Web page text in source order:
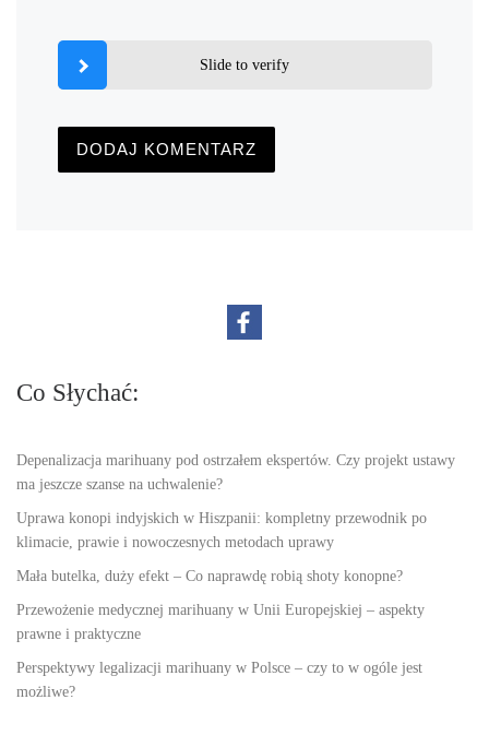
Slide to verify
Co Słychać:
Depenalizacja marihuany pod ostrzałem ekspertów. Czy projekt ustawy
ma jeszcze szanse na uchwalenie?
Uprawa konopi indyjskich w Hiszpanii: kompletny przewodnik po
klimacie, prawie i nowoczesnych metodach uprawy
Mała butelka, duży efekt – Co naprawdę robią shoty konopne?
Przewożenie medycznej marihuany w Unii Europejskiej – aspekty
prawne i praktyczne
Perspektywy legalizacji marihuany w Polsce – czy to w ogóle jest
możliwe?